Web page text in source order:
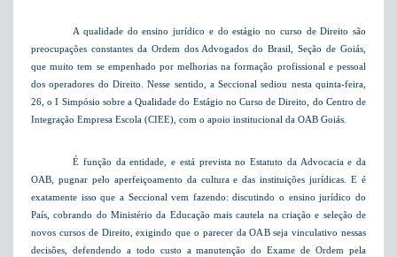
A qualidade do ensino jurídico e do estágio no curso de Direito são
preocupações constantes da Ordem dos Advogados do Brasil, Seção de Goiás,
que muito tem se empenhado por melhorias na formação profissional e pessoal
dos operadores do Direito. Nesse sentido, a Seccional sediou nesta quinta-feira,
26, o I Simpósio sobre a Qualidade do Estágio no Curso de Direito, do Centro de
Integração Empresa Escola (CIEE), com o apoio institucional da OAB Goiás.
É função da entidade, e está prevista no Estatuto da Advocacia e da
OAB, pugnar pelo aperfeiçoamento da cultura e das instituições jurídicas. E é
exatamente isso que a Seccional vem fazendo: discutindo o ensino jurídico do
País, cobrando do Ministério da Educação mais cautela na criação e seleção de
novos cursos de Direito, exigindo que o parecer da OAB seja vinculativo nessas
decisões, defendendo a todo custo a manutenção do Exame de Ordem pela